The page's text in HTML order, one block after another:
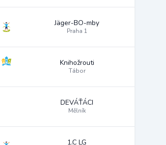
Jäger-BO-mby
Praha 1
Knihožrouti
Tábor
DEVÁŤÁCI
Mělník
1.C LG